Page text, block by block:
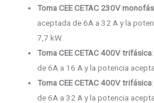
Toma CEE CETAC 230V
aceptada de 6A a 32 A y la
7,7 kW.
Toma CEE CETAC 400V trifásica
de 6A a 16 A y la potencia
Toma CEE CETAC 400V trifásica
de 6A a 32 A y la potencia